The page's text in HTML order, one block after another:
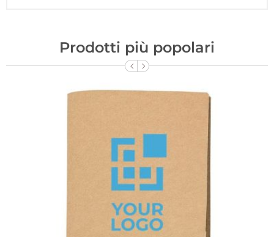
Prodotti più popolari